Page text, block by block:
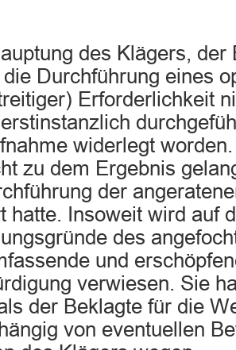
des Klägers,
Durchführung eines
Erforderlichkeit
widerlegt
zu dem Ergebnis
der
hatte. Insoweit wird auf
des
und
verwiesen. Sie
der Beklagte für die
von eventuellen